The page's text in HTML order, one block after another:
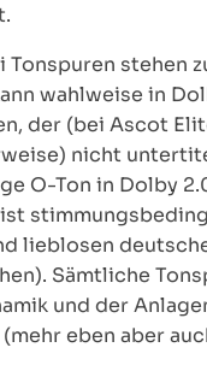
Tonspuren stehen
wahlweise in
der (bei Ascot
nicht
O-Ton in Dolby
lieblosen
Sämtliche
und der
eben aber